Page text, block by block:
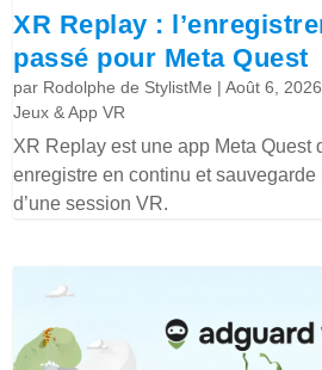
XR Replay :
passé pour Meta Quest
par Rodolphe de StylistMe |Août 6, 2026
Jeux & App VR
XR Replay est une app Meta Quest
enregistre en continu et
d’une session VR.